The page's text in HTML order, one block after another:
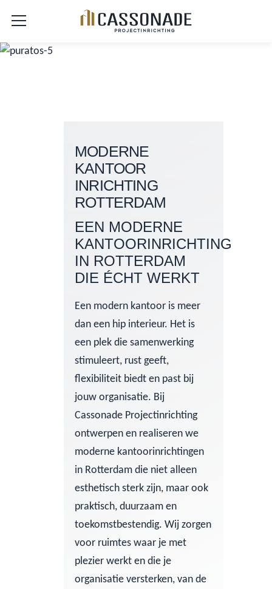
MODERNE
KANTOOR
INRICHTING
ROTTERDAM
EEN MODERNE
KANTOORINRICHTING
IN ROTTERDAM
DIE ÉCHT WERKT
Een modern kantoor is meer
dan een hip interieur. Het is
een plek die samenwerking
stimuleert, rust geeft,
flexibiliteit biedt en past bij
jouw organisatie. Bij
Cassonade Projectinrichting
ontwerpen en realiseren we
moderne kantoorinrichtingen
in Rotterdam die niet alleen
esthetisch sterk zijn, maar ook
praktisch, duurzaam en
toekomstbestendig. Wij zorgen
voor ruimtes waar je met
plezier werkt en die je
organisatie versterken, van de